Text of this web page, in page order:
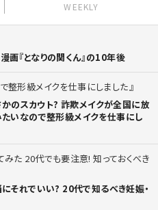
WEEKLY
画『となりの関くん』の10年後
整形級メイクを仕事にしました
かのスカウト? 詐欺メイクが全国に放
いなので整形級メイクを仕事にし
みた 20代でも要注意! 知っておくべき
それでいい? 20代で知るべき妊娠・